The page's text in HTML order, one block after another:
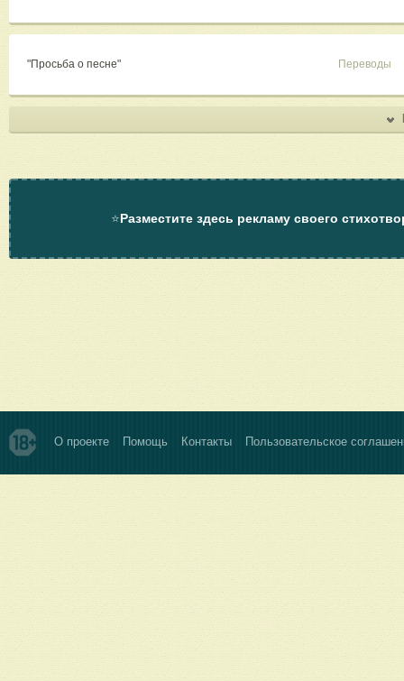
"Просьба о песне" Переводы
⭐Разместите здесь рекламу своего
О проекте Помощь Контакты Пользовательское